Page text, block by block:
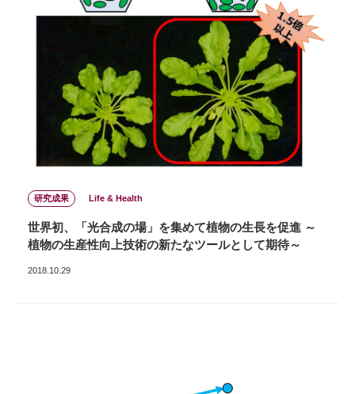
研究成果 Life & Health
世界初、「光合成の場」を集めて植物の生長を促進 ～
植物の生産性向上技術の新たなツールとして期待～
2018.10.29